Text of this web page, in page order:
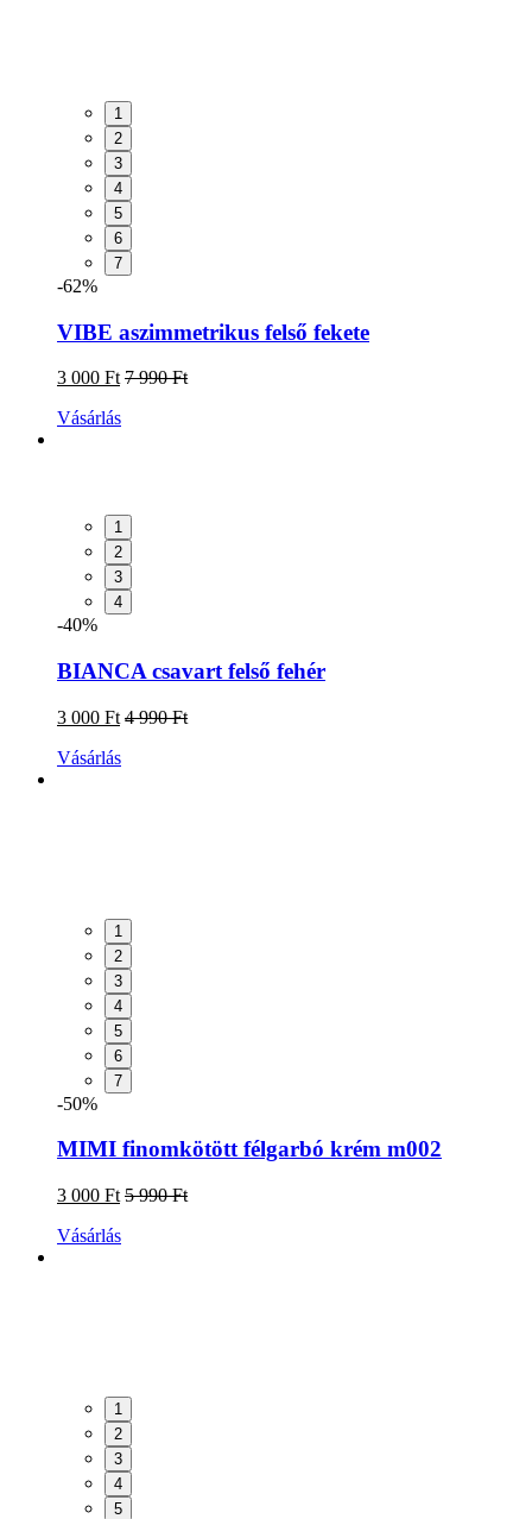
1
2
3
4
5
6
7
-62%
VIBE aszimmetrikus felső fekete
3 000 Ft 7 990 Ft
Vásárlás
1
2
3
4
-40%
BIANCA csavart felső fehér
3 000 Ft 4 990 Ft
Vásárlás
1
2
3
4
5
6
7
-50%
MIMI finomkötött félgarbó krém m002
3 000 Ft 5 990 Ft
Vásárlás
1
2
3
4
5